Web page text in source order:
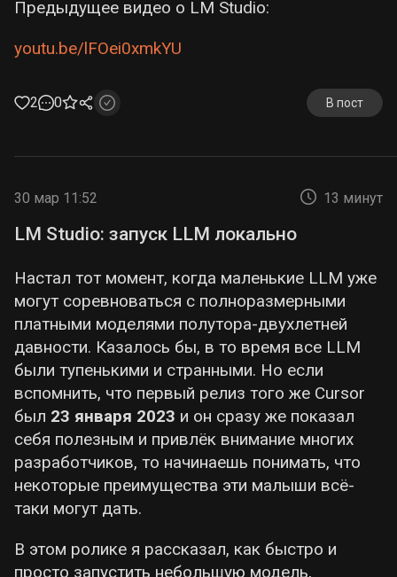
Предыдущее видео о LM Studio:
youtu.be/lFOei0xmkYU
2 0 В пост
30 мар 11:52 13 минут
LM Studio: запуск LLM локально
Настал тот момент, когда маленькие LLM уже
могут соревноваться с полноразмерными
платными моделями полутора-двухлетней
давности. Казалось бы, в то время все LLM
были тупенькими и странными. Но если
вспомнить, что первый релиз того же Cursor
был 23 января 2023 и он сразу же показал
себя полезным и привлёк внимание многих
разработчиков, то начинаешь понимать, что
некоторые преимущества эти малыши всё-
таки могут дать.
В этом ролике я рассказал, как быстро и
просто запустить небольшую модель,